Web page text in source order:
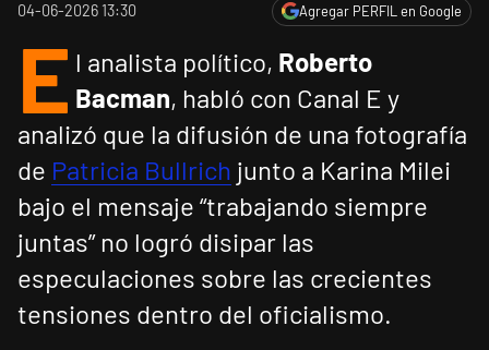
04-06-2026 13:30 Agregar PERFIL en Google
E l analista político, Roberto
Bacman, habló con Canal E y
analizó que la difusión de una fotografía
de Patricia Bullrich junto a Karina Milei
bajo el mensaje “trabajando siempre
juntas” no logró disipar las
especulaciones sobre las crecientes
tensiones dentro del oficialismo.